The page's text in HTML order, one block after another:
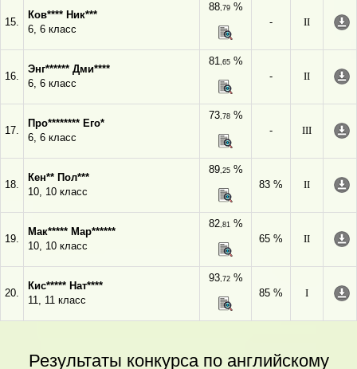
15.
Ков**** Ник***
6, 6 класс
88,79%
-
II
16.
Энг****** Дми****
6, 6 класс
81,65%
-
II
17.
Про******** Его*
6, 6 класс
73,78%
-
III
18.
Кен** Пол***
10, 10 класс
89,25%
83 %
II
19.
Мак***** Мар******
10, 10 класс
82,81%
65 %
II
20.
Кис***** Нат****
11, 11 класс
93,72%
85 %
I
Результаты конкурса по английскому